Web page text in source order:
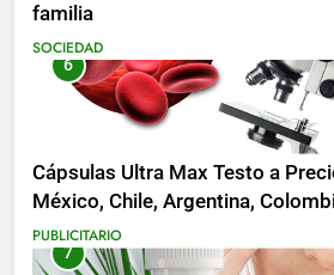
familia
SOCIEDAD
6
Cápsulas Ultra Max Testo a
México, Chile, Argentina,
Costa Rica y Más
PUBLICITARIO
7